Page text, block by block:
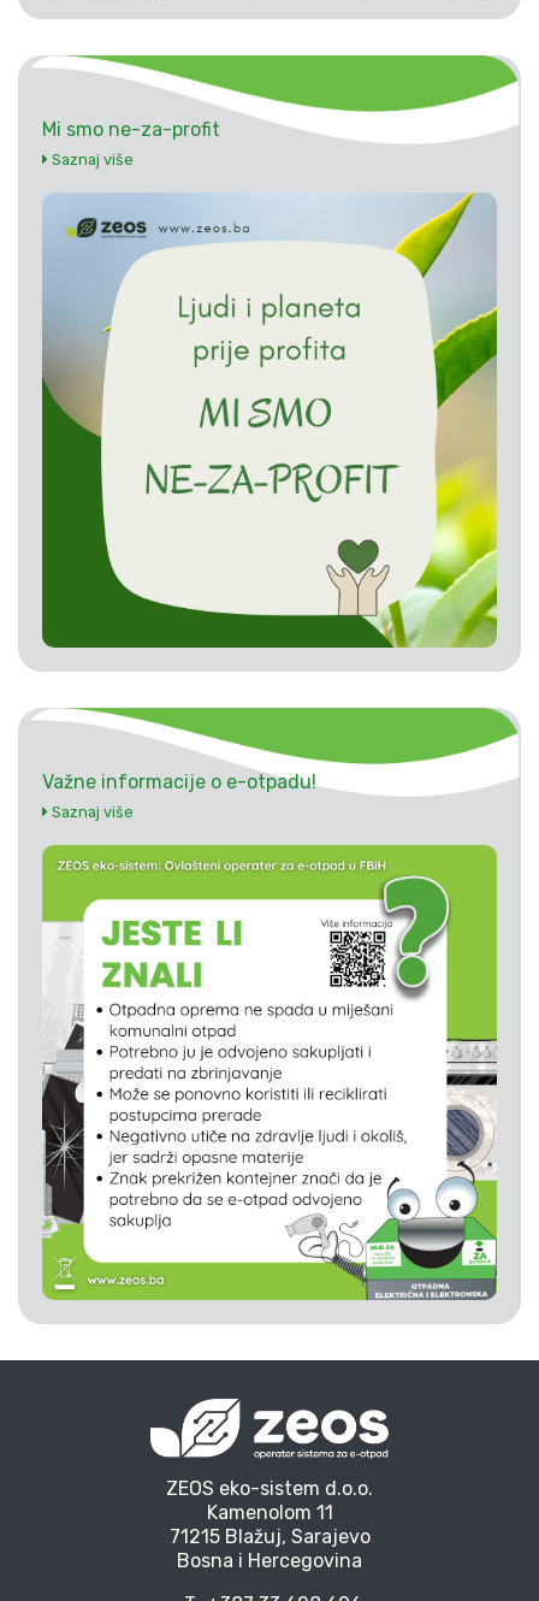
Mi smo ne-za-profit
Saznaj više
Važne informacije o e-otpadu!
Saznaj više
ZEOS eko-sistem d.o.o.
Kamenolom 11
71215 Blažuj, Sarajevo
Bosna i Hercegovina